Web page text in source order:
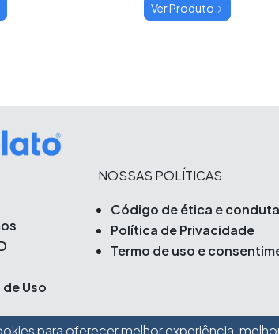
Ver Produto
Uso
NOSSAS POLÍTICAS
Código de ética e conduta
Política de Privacidade
Termo de uso e
para oferecer melhor experiência,